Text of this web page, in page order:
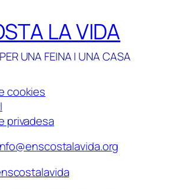
LA VIDA
UNA FEINA I UNA CASA
cookies
privadesa